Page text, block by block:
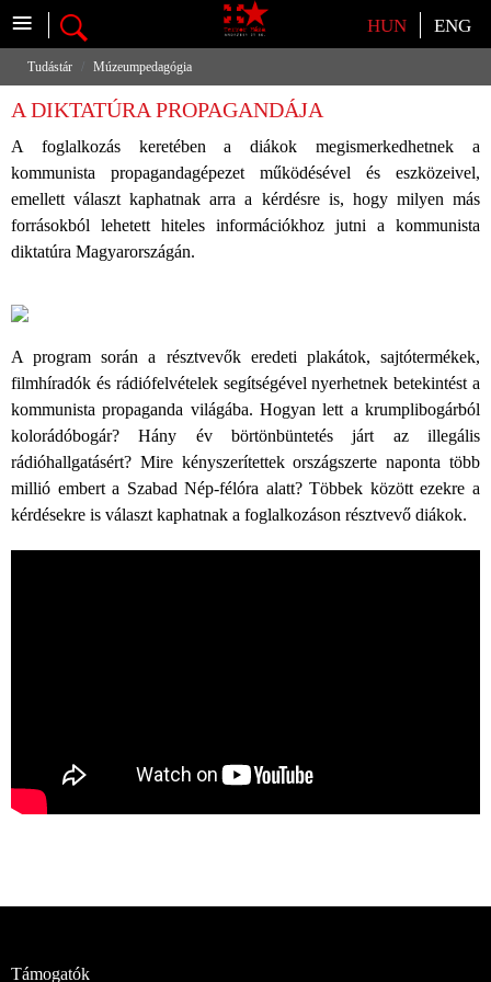
≡ Válasszon nyelvet
HUN ENG
Tudástár Múzeumpedagógia
A DIKTATÚRA PROPAGANDÁJA
A foglalkozás keretében a diákok megismerkedhetnek a
kommunista propagandagépezet működésével és eszközeivel,
emellett választ kaphatnak arra a kérdésre is, hogy milyen más
forrásokból lehetett hiteles információkhoz jutni a kommunista
diktatúra Magyarországán.
A program során a résztvevők eredeti plakátok, sajtótermékek,
filmhíradók és rádiófelvételek segítségével nyerhetnek betekintést a
kommunista propaganda világába. Hogyan lett a krumplibogárból
kolorádóbogár? Hány év börtönbüntetés járt az illegális
rádióhallgatásért? Mire kényszerítettek országszerte naponta több
millió embert a Szabad Nép-félóra alatt? Többek között ezekre a
kérdésekre is választ kaphatnak a foglalkozáson résztvevő diákok.
Támogatók